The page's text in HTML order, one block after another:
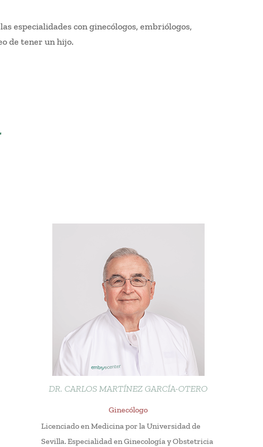
especialidades con ginecólogos, embriólogos,
de tener un hijo.
DR. CARLOS MARTÍNEZ GARCÍA-OTERO
Ginecólogo
Licenciado en Medicina por la Universidad de
Sevilla. Especialidad en Ginecología y Obstetricia